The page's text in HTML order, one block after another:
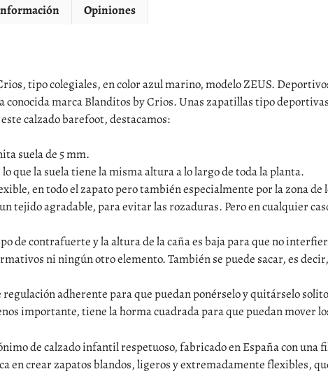
Opiniones
tipo colegiales, en color azul marino, modelo ZEUS.
conocida marca Blanditos by Crios. Unas zapatillas tipo
calzado barefoot, destacamos:
suela de 5 mm.
que la suela tiene la misma altura a lo largo de toda la planta.
en todo el zapato pero también especialmente por la zona de
tejido agradable, para evitar las rozaduras. Pero en cualquier
de contrafuerte y la altura de la caña es baja para que no
ni ningún otro elemento. También se puede sacar, es
regulación adherente para que puedan ponérselo y quitárselo
importante, tiene la horma cuadrada para que puedan mover
de calzado infantil respetuoso, fabricado en España con
en crear zapatos blandos, ligeros y extremadamente flexibles,